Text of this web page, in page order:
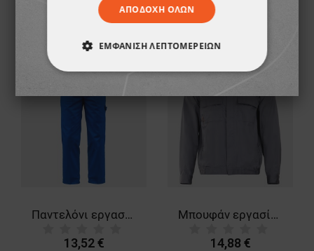
15,23 € 25,92 €
Παντελόνι εργασίας PLUTON ROYAL BLUE
13,52 €
Μπουφάν εργασίας PLUTON GREY
14,88 €
ΑΠΟΔΟΧΉ ΌΛΩΝ
ΕΜΦΆΝΙΣΗ ΛΕΠΤΟΜΕΡΕΙΏΝ
ΑΠΟΛΎΤΩΣ ΑΠΑΡΑΊΤΗΤΑ
ΑΠΌΔΟΣΗΣ
ΛΕΙΤΟΥΡΓΙΚΌΤΗΤΑΣ